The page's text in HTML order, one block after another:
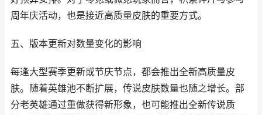
周年庆活动，也是接近高质量皮肤的重要方式。
五、版本更新对数量变化的影响
每逢大型赛季更新或节庆节点，都会推出全新高质量皮
肤。随着英雄池不断扩展，传说皮肤数量也随之增长。部
分老英雄通过重做获得新形象，也可能推出全新传说质